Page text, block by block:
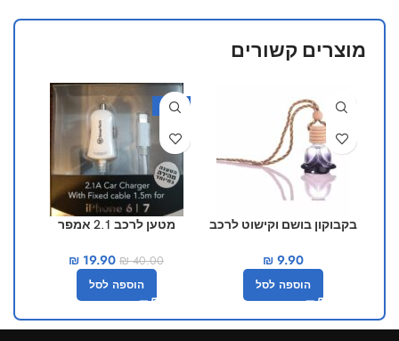
מוצרים קשורים
בקבוקון בושם וקישוט לרכב
₪9.90
הוספה לסל
-50%
מטען לרכב 2.1 אמפר
₪40.00
₪ 19.90
הוספה לסל